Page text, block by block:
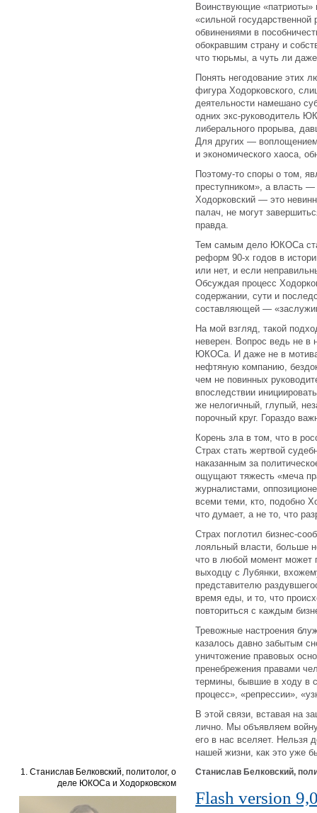
Воинствующие «патриоты»
«сильной
обвинениями в
обокравшим страну и
что тюрьмы, а чуть ли
Понять негодование этих
фигура Ходорковского,
деятельности намешано
одних экс-руководитель
либерального прорыва,
Для других — воплощением
и экономического хаоса,
Поэтому-то споры о том,
преступником», а власть
Ходорковский — это
палач, не могут
правда.
Тем самым дело ЮКОСа
реформ 90-х годов в
или нет, и если
Обсуждая процесс
содержании, сути и
составляющей —
На мой взгляд, такой
неверен. Вопрос ведь не в
ЮКОСа. И даже не в
нефтяную компанию,
чем не повинных
впоследствии
же нелогичный, глупый,
порочный круг. Гораздо
Корень зла в том, что в
Страх стать жертвой
наказанным за
ощущают тяжесть «меча
журналистами,
всеми теми, кто, подобно
что думает, а не то, что
Страх поглотил бизнес-
лояльный власти, больше
что в любой момент может
выходцу с Лубянки,
представителю
время еды, и то, что
повториться с каждым
Тревожные настроения
казалось давно забытым
уничтожение правовых
пренебрежения правами
термины, бывшие в ходу в
процесс», «репрессии»,
В этой связи, вставая на
лично. Мы объявляем
его в нас вселяет. Нельзя
нашей жизни, как это уже
1. Станислав Белковский, политолог, о
деле ЮКОСа и Ходорковском
Станислав Белковский,
Flash version